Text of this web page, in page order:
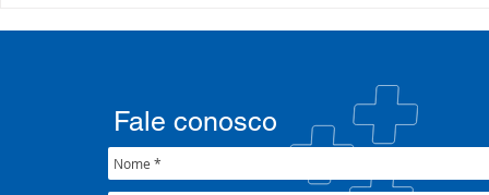
001/2022
Fale conosco